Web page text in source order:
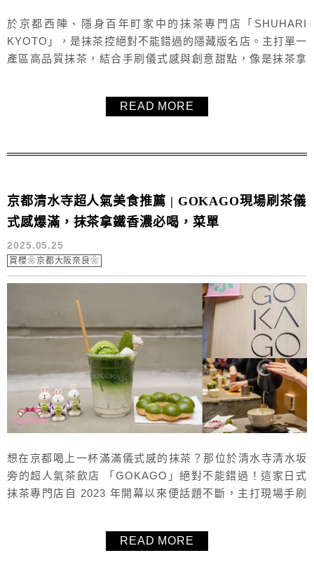
於京都西陣、隱身百年町家中的抹茶專門店「SHUHARI
KYOTO」，是抹茶控絕對不能錯過的隱藏版名店。主打單一
產區高品質抹茶，結合手刷儀式感與創意甜點，像是抹茶拿
京都風格與職人精神，是喜歡抹茶、追求質感的旅人必訪的
READ MORE
京都清水寺超人氣美食推薦 | GOKAGO現場刷茶儀
式感爆滿，抹茶拿鐵香濃必喝，菜單
2025.05.25
賞櫻❀京都大阪奈良❀
想在京都喝上一杯滿滿儀式感的抹茶？那位於清水寺清水坂
旁的超人氣茶飲店 「GOKAGO」絕對不能錯過！這家日式
抹茶專門店自 2023 年開幕以來便話題不斷，主打現場手刷
深抹茶控，還是初次接觸日式茶文化，「GOKAGO」都能帶
READ MORE